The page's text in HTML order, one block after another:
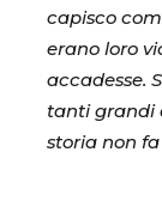
capisco
erano loro
accadesse.
tanti grandi
storia non